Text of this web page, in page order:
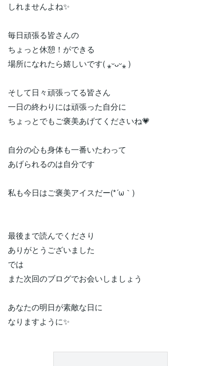
しれませんよね✨
毎日頑張る皆さんの
ちょっと休憩！ができる
場所になれたら嬉しいです( ⁎ᵕᴗᵕ⁎ )
そして日々頑張ってる皆さん
一日の終わりには頑張った自分に
ちょっとでもご褒美あげてくださいね💗
自分の心も身体も一番いたわって
あげられるのは自分です
私も今日はご褒美アイスだー(*´ω｀)
最後まで読んでくださり
ありがとうございました
では
また次回のブログでお会いしましょう
あなたの明日が素敵な日に
なりますように✨